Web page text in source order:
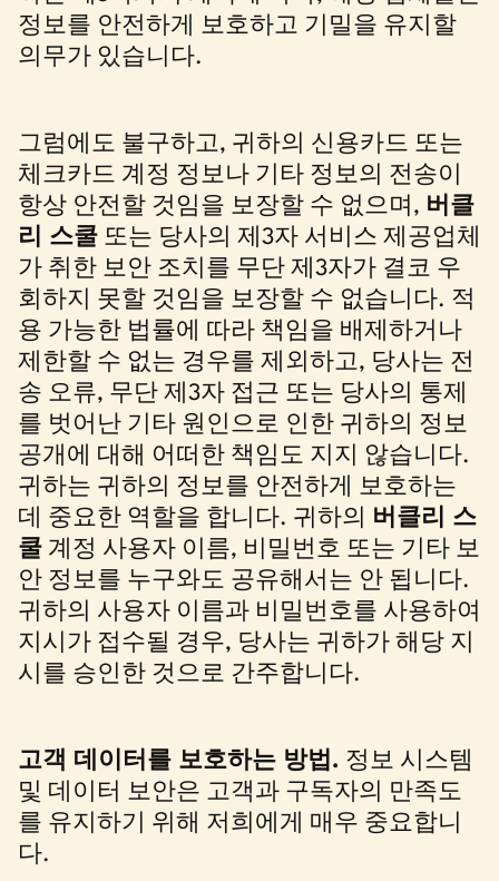
정보를 안전하게 보호하고 기밀을 유지할
의무가 있습니다.
그럼에도 불구하고, 귀하의 신용카드 또는
체크카드 계정 정보나 기타 정보의 전송이
항상 안전할 것임을 보장할 수 없으며, 버클
리 스쿨또는 당사의 제3자 서비스 제공업체
가 취한 보안 조치를 무단 제3자가 결코 우
회하지 못할 것임을 보장할 수 없습니다. 적
용 가능한 법률에 따라 책임을 배제하거나
제한할 수 없는 경우를 제외하고, 당사는 전
송 오류, 무단 제3자 접근 또는 당사의 통제
를 벗어난 기타 원인으로 인한 귀하의 정보
공개에 대해 어떠한 책임도 지지 않습니다.
귀하는 귀하의 정보를 안전하게 보호하는
데 중요한 역할을 합니다. 귀하의
버클리 스
쿨계정 사용자 이름, 비밀번호 또는 기타 보
안 정보를 누구와도 공유해서는 안 됩니다.
귀하의 사용자 이름과 비밀번호를 사용하여
지시가 접수될 경우, 당사는 귀하가 해당 지
시를 승인한 것으로 간주합니다.
고객 데이터를 보호하는 방법. 정보 시스템
및 데이터 보안은 고객과 구독자의 만족도
를 유지하기 위해 저희에게 매우 중요합니
다.